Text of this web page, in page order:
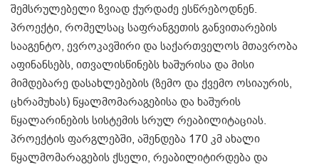
შემსრულებელი ზვიად ქურდაძე ესწრებოდნენ.
პროექტი, რომელსაც საფრანგეთის განვითარების
სააგენტო, ევროკავშირი და საქართველოს მთავრობა
აფინანსებს, ითვალისწინებს ხაშურისა და მისი
მიმდებარე დასახლებების (ზემო და ქვემო ოსიაურის,
ცხრამუხას) წყალმომარაგებისა და ხაშურის
წყალარინების სისტემის სრულ რეაბილიტაციას.
პროექტის ფარგლებში, აშენდება 170 კმ ახალი
წყალმომარაგების ქსელი, რეაბილიტირდება და